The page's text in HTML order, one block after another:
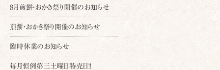
8月煎餅・おかき祭り開催のお知らせ
煎餅・おかき祭り開催のお知らせ
臨時休業のお知らせ
毎月恒例第三土曜日特売日!!